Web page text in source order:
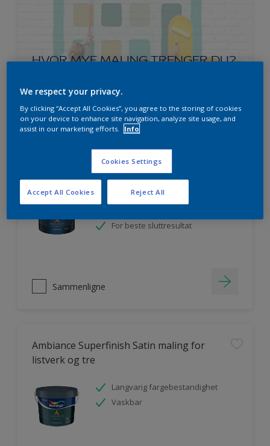
HVOR MYE MALING TRENGER DU?
Prøv produktkalkulatoren
Ambiance Endless Sky takmaling
Svanen
For beste sluttresultat
Sammenligne
Ambiance Superfinish Satin maling for
listverk og tre
Langvarig fargebestandighet
Vaskbar
We respect your privacy.
By clicking “Accept All Cookies”, you agree to the storing of cookies
on your device to enhance site navigation, analyze site usage, and
assist in our marketing efforts.
Info
Cookies Settings
Reject All
Accept All Cookies